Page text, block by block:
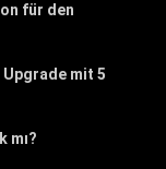
für den
mit 5
mı?